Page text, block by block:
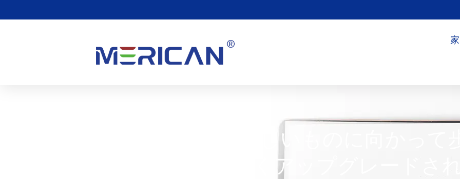
家
美しいために生まれた, 新しいものに向かって
く | Mericanのロゴは新しくアップグレードさ